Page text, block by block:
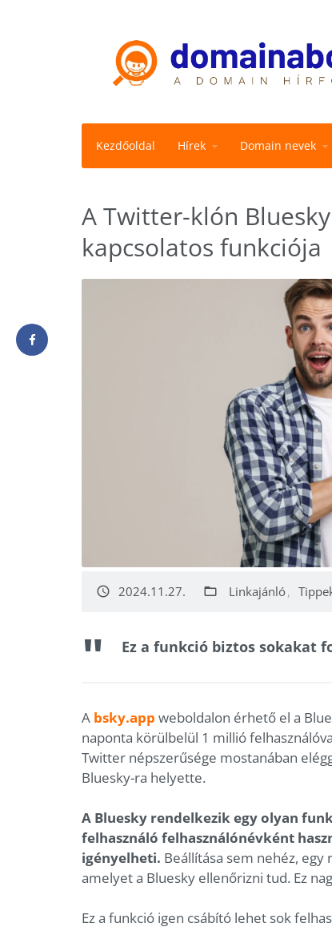
Kezdőoldal Hírek Domain nevek
A Twitter-klón
kapcsolatos funkciója
access_time 2024.11.27. folder_open Linkajánló
Ez a funkció biztos sokakat
A bsky.app weboldalon érhető el a
naponta körülbelül 1 millió
Twitter népszerűsége mostanában
Bluesky-ra helyette.
A Bluesky rendelkezik egy olyan
felhasználó felhasználónévként
igényelheti. Beállítása sem nehéz, egy
amelyet a Bluesky ellenőrizni tud. Ez
Ez a funkció igen csábító lehet sok